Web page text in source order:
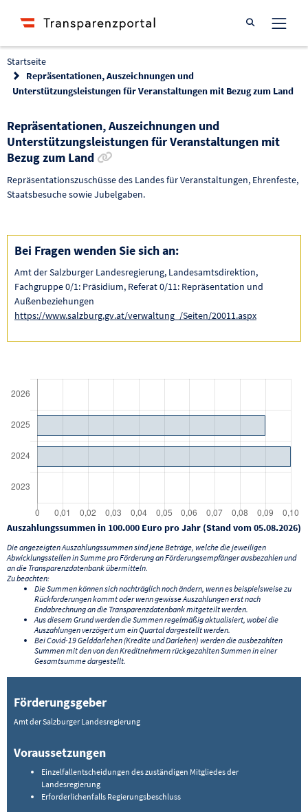
Suche öffnen
Startseite
Repräsentationen, Auszeichnungen und
Unterstützungsleistungen für Veranstaltungen mit Bezug zum Land
Repräsentationen, Auszeichnungen und
Unterstützungsleistungen für Veranstaltungen mit
Bezug zum Land
Repräsentationszuschüsse des Landes für Veranstaltungen, Ehrenfeste,
Staatsbesuche sowie Jubelgaben.
Bei Fragen wenden Sie sich an:
Amt der Salzburger Landesregierung, Landesamtsdirektion,
Fachgruppe 0/1: Präsidium, Referat 0/11: Repräsentation und
Außenbeziehungen
https://www.salzburg.gv.at/verwaltung_/Seiten/20011.aspx
Auszahlungssummen in 100.000 Euro pro Jahr (Stand vom 05.08.2026)
Die angezeigten Auszahlungssummen sind jene Beträge, welche die jeweiligen
Abwicklungsstellen in Summe pro Förderung an Förderungsempfänger ausbezahlen und
an die Transparenzdatenbank übermitteln.
Zu beachten:
Die Summen können sich nachträglich noch ändern, wenn es beispielsweise zu
Rückforderungen kommt oder wenn gewisse Auszahlungen erst nach
Endabrechnung an die Transparenzdatenbank mitgeteilt werden.
Aus diesem Grund werden die Summen regelmäßig aktualisiert, wobei die
Auszahlungen verzögert um ein Quartal dargestellt werden.
Bei Covid-19 Gelddarlehen (Kredite und Darlehen) werden die ausbezahlten
Summen mit den von den Kreditnehmern rückgezahlten Summen in einer
Gesamtsumme dargestellt.
Förderungsgeber
Amt der Salzburger Landesregierung
Voraussetzungen
Einzelfallentscheidungen des zuständigen Mitgliedes der
Landesregierung
Erforderlichenfalls Regierungsbeschluss